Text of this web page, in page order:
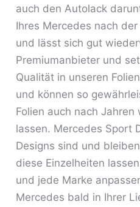
auch den Autolack
Ihres Mercedes nach
und lässt sich gut
Premiumanbieter und
Qualität in unseren
und können so
Folien auch nach
lassen. Mercedes Sport
Designs sind und
diese Einzelheiten
und jede Marke
Mercedes bald in Ihrer